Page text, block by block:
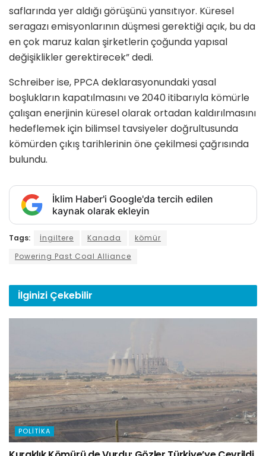
saflarında yer aldığı görüşünü yansıtıyor. Küresel
seragazı emisyonlarının düşmesi gerektiği açık, bu da
en çok maruz kalan şirketlerin çoğunda yapısal
değişiklikler gerektirecek” dedi.
Schreiber ise, PPCA deklarasyonundaki yasal
boşlukların kapatılmasını ve 2040 itibarıyla kömürle
çalışan enerjinin küresel olarak ortadan kaldırılmasını
hedeflemek için bilimsel tavsiyeler doğrultusunda
kömürden çıkış tarihlerinin öne çekilmesi çağrısında
bulundu.
İklim Haber'i Google'da tercih edilen
kaynak olarak ekleyin
Tags: İngiltere Kanada
kömür
Powering Past Coal Alliance
İlginizi Çekebilir
POLITIKA